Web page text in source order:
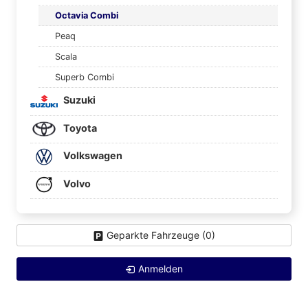
Octavia Combi
Peaq
Scala
Superb Combi
Suzuki
Toyota
Volkswagen
Volvo
Geparkte Fahrzeuge (0)
Anmelden